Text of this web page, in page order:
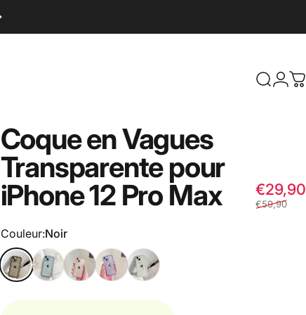
CoqueenVagues
Transparentepour
iPhone12 Pro Max €29,90
€59,90
Couleur
Couleur:Noir